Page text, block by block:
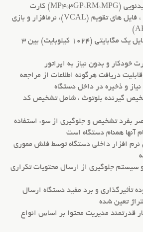
(midi) فایل های ویدئویی (MP4*3GP*RM*MPG) کارت
ویزیت (VCARD) ، فایل های تقویم (VCAL)، نرمافزار و بازی
قدرت ارسال یک فایل یک مگابایتی (1024 کیلوبایت) بین 3
خودکار و بدون نیاز به اپراتور
دریافت هرگونه اطلاعات از مراجعه
و ذخیره در داخل دستگاه
گیرنده بلوتوث ، شامل تشخیص کد
بفرد تشخیص و جلوگیری از سوء استفاده
آنها همنام دستگاه است
نرم افزار داخلی دستگاه توسط فلش مموری
سیستم جلوگیری از ارسال محتویات تکراری
تأثیرگذاری و برد مفید دستگاه ارسال
تعین شده
قدرتمند مدیریت محتوا بر اساس انواع